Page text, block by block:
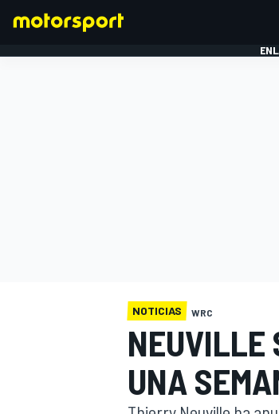
INDYCAR
NOTICIAS WRC
NEUVILLE
UNA